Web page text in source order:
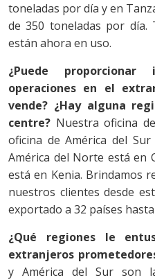
toneladas por día y en
de 350 toneladas por día.
están ahora en uso.
¿Puede
operaciones en el
vende? ¿Hay alguna
centre? Nuestra oficina
oficina de América del
América del Norte está en
está en Kenia. Brindamos
nuestros clientes desde
exportado a 32 países
¿Qué regiones le
extranjeros
y América del Sur son